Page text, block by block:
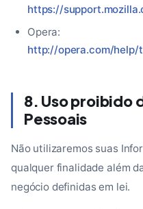
https://
Opera:
http://opera.com/
8. Uso proibido
Pessoais
Não utilizaremos suas
qualquer finalidade além
negócio definidas em lei.